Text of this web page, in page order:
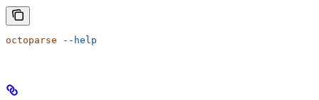
octoparse --help